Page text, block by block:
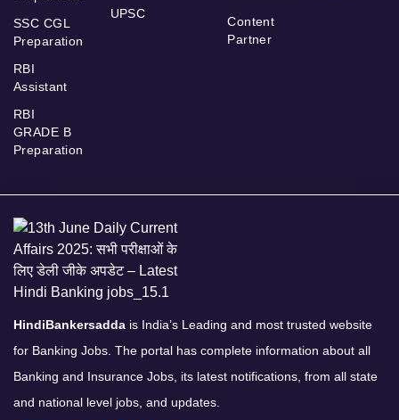
SSC CGL
Preparation
RBI
Assistant
RBI
GRADE B
Preparation
UPSC
Content
Partner
HindiBankersadda is India’s Leading and most trusted website
for Banking Jobs. The portal has complete information about all
Banking and Insurance Jobs, its latest notifications, from all state
and national level jobs, and updates.